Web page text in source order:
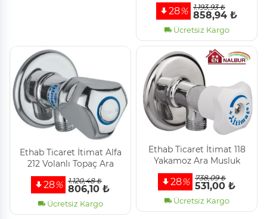
28% 1.193,93 ₺
858,94 ₺
Ücretsiz Kargo
Ethab Ti̇caret İti̇mat Alfa
212 Volanlı Topaç Ara
Musluk
28% 1.120,48 ₺
806,10 ₺
Ücretsiz Kargo
Ethab Ti̇caret İti̇mat 118
Yakamoz Ara Musluk
28% 738,09 ₺
531,00 ₺
Ücretsiz Kargo